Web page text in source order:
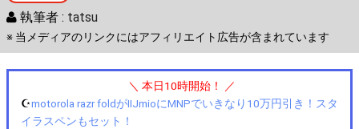
執筆者 : tatsu
※ 当メディアのリンクにはアフィリエイト広告が含まれています
＼ 本日10時開始！ ／
☪️motorola razr foldがIIJmioにMNPでいきなり10万円引き！スタ
イラスペンもセット！